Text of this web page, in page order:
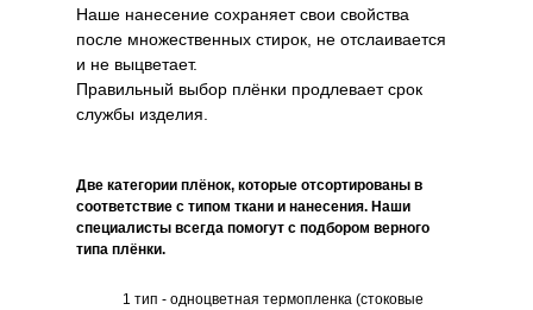
Наше нанесение сохраняет свои свойства
после множественных стирок, не отслаивается
и не выцветает.
Правильный выбор плёнки продлевает срок
службы изделия.
Две категории плёнок, которые отсортированы в
соответствие с типом ткани и нанесения. Наши
специалисты всегда помогут с подбором верного
типа плёнки.
1 тип - одноцветная термопленка (стоковые